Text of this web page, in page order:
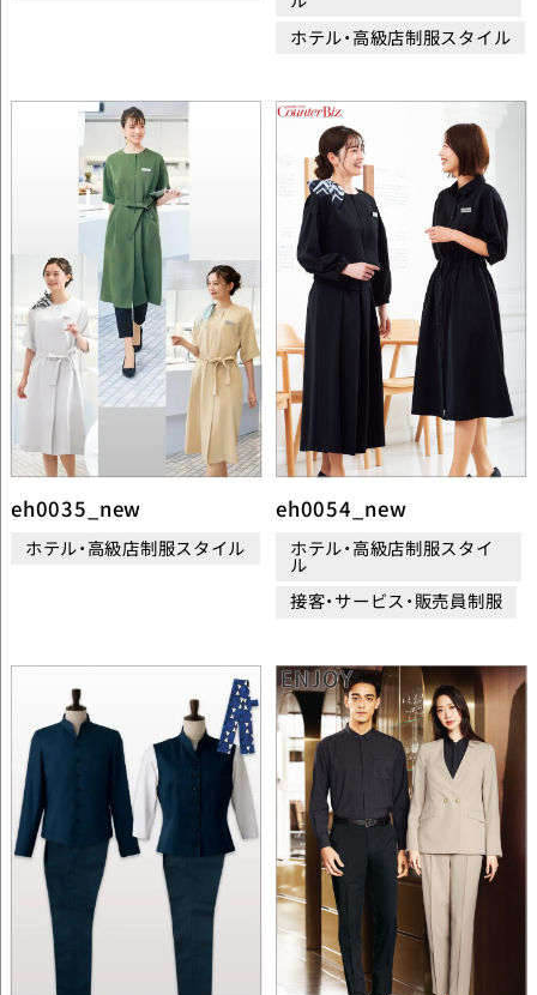
ホテル・高級店制服スタイル
eh0035_new
ホテル・高級店制服スタイル
eh0054_new
ホテル・高級店制服スタイ
ル
接客・サービス・販売員制服